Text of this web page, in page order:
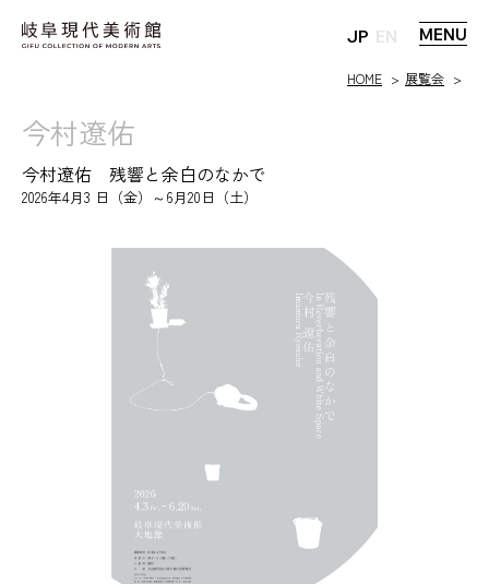
MENU
JP EN
HOME 展覧会
今村遼佑
今村遼佑 残響と余白のなかで
2026年4月3 日（金）～6月20日（土）